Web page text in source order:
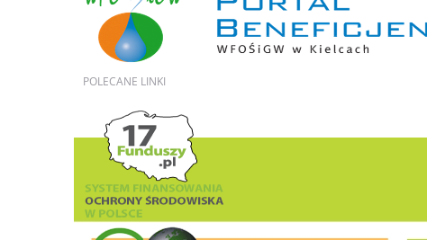
POLECANE LINKI